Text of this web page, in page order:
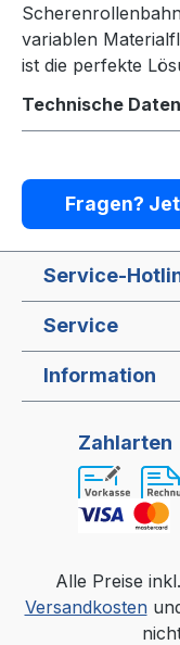
variablen
ist die perfekte
Technische Daten
Fragen?
Service-
Service
Information
Zahlarten
Alle Preise
Versandkosten